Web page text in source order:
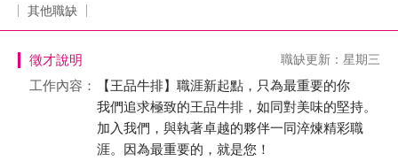
其他職缺
徵才說明 職缺更新：星期三
工作內容：
【王品牛排】職涯新起點，只為最重要的你
我們追求極致的王品牛排，如同對美味的堅持。
加入我們，與執著卓越的夥伴一同淬煉精彩職
涯。因為最重要的，就是您！